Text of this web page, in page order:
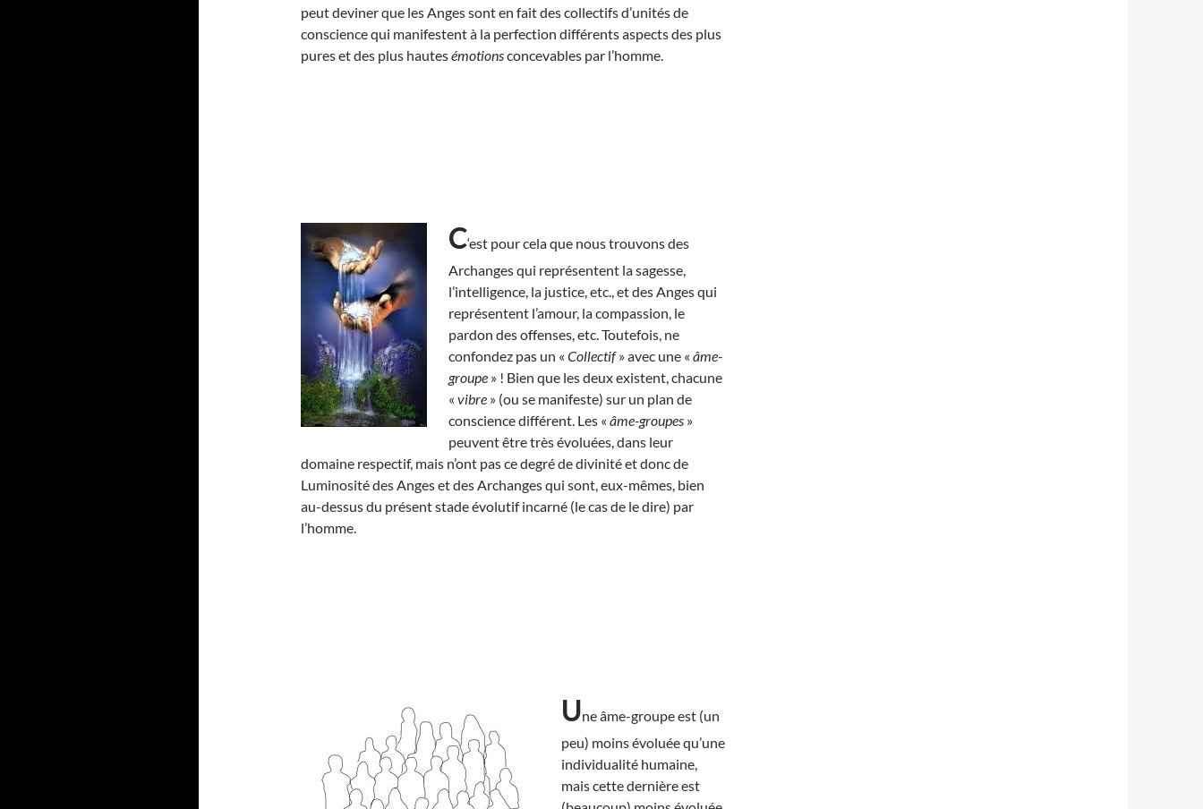
peut deviner que les Anges sont en fait des collectifs d’unités de
conscience qui manifestent à la perfection différents aspects des plus
pures et des plus hautesémotionsconcevables par l’homme.
C‘est pour cela que nous trouvons des
Archanges qui représentent la sagesse,
l’intelligence, la justice, etc., et des Anges qui
représentent l’amour, la compassion, le
pardon des offenses, etc. Toutefois, ne
confondez pas un « Collectif» avec une « âme-
groupe » ! Bien que les deux existent, chacune
« vibre » (ou se manifeste) sur un plan de
conscience différent. Les « âme-groupes »
peuvent être très évoluées, dans leur
domaine respectif, mais n’ont pas ce degré de divinité et donc de
Luminosité des Anges et des Archanges qui sont, eux-mêmes, bien
au-dessus du présent stade évolutif incarné (le cas de le dire) par
l’homme.
Une âme-groupe est (un
peu) moins évoluée qu’une
individualité humaine,
mais cette dernière est